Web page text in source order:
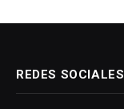
REDES SOCIALES